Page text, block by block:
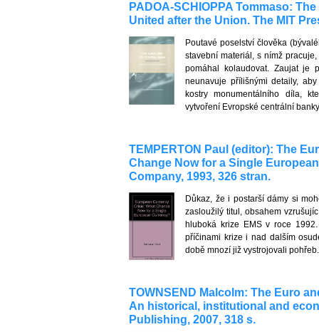
PADOA-SCHIOPPA Tommaso:
United after the Union. The MIT
Poutavé poselství člověka
stavební materiál, s nímž
pomáhal kolaudovat. Zaujat je
neunavuje přílišnými detaily,
kostry monumentálního díla,
vytvoření Evropské centrální
TEMPERTON Paul (editor): The
Change Now for a Single
Company, 1993, 326 stran.
Důkaz, že i postarší dámy si
zasloužilý titul, obsahem
hluboká krize EMS v roce
příčinami krize i nad dalším
době mnozí již vystrojovali pohřeb.
TOWNSEND Malcolm: The Euro
An historical, institutional and
Publishing, 2007, 318 s.